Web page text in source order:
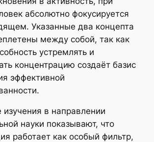
абсолютно фокусируется
Указанные два концепта
между собой, так как
устремлять и
концентрацию создаёт базис
эффективной
изучения в направлении
науки показывают, что
работает как особый фильтр,